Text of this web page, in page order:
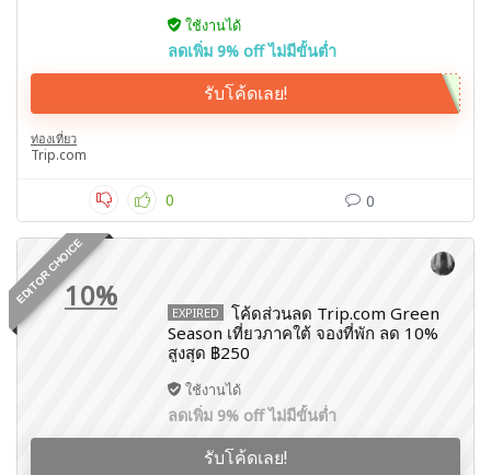
ใช้งานได้
ลดเพิ่ม 9% off ไม่มีขั้นต่ำ
รับโค้ดเลย!
ท่องเที่ยว
Trip.com
0 0
EDITOR CHOICE10% EXPIRED
โค้ดส่วนลด Trip.com Green
Season เที่ยวภาคใต้ จองที่พัก ลด 10%
สูงสุด ฿250
ใช้งานได้
ลดเพิ่ม 9% off ไม่มีขั้นต่ำ
รับโค้ดเลย!